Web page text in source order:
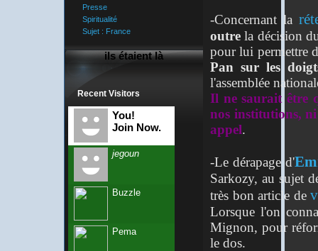
Presse
Spiritualité
Sujet : France
ils étaient là
Recent Visitors
You!
Join Now.
jegoun
Buzzle
Pema
-Concernant la
outre la décision
pour lui permettre
Pan sur les
l'assemblée
Il ne saurait être
nos institutions,
appel.
-Le dérapage d'
Sarkozy, au sujet
très bon article de
Lorsque l'on
Mignon, pour
le dos.